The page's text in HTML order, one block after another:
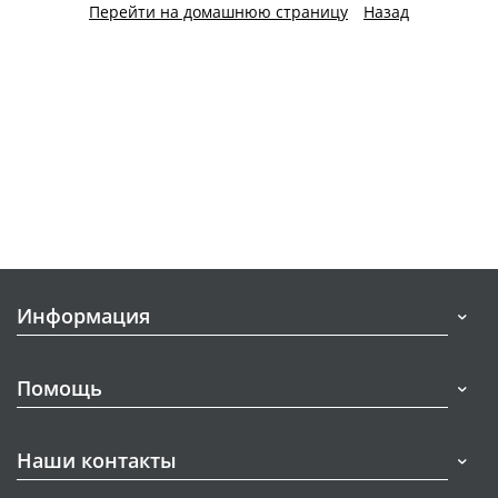
Перейти на домашнюю страницу Назад
Информация
Помощь
Наши контакты